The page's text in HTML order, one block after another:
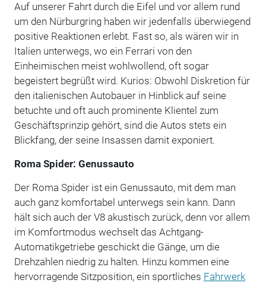
Auf unserer Fahrt durch die Eifel und vor allem rund
um den Nürburgring haben wir jedenfalls überwiegend
positive Reaktionen erlebt. Fast so, als wären wir in
Italien unterwegs, wo ein Ferrari von den
Einheimischen meist wohlwollend, oft sogar
begeistert begrüßt wird. Kurios: Obwohl Diskretion für
den italienischen Autobauer in Hinblick auf seine
betuchte und oft auch prominente Klientel zum
Geschäftsprinzip gehört, sind die Autos stets ein
Blickfang, der seine Insassen damit exponiert.
Roma Spider: Genussauto
Der Roma Spider ist ein Genussauto, mit dem man
auch ganz komfortabel unterwegs sein kann. Dann
hält sich auch der V8 akustisch zurück, denn vor allem
im Komfortmodus wechselt das Achtgang-
Automatikgetriebe geschickt die Gänge, um die
Drehzahlen niedrig zu halten. Hinzu kommen eine
hervorragende Sitzposition, ein sportliches Fahrwerk